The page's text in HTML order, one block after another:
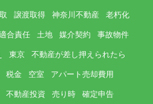
譲渡取得 神奈川不動産 老朽化
合責任 土地 媒介契約 事故物件
東京 不動産が差し押えられたら
税金 空室 アパート売却費用
不動産投資 売り時 確定申告